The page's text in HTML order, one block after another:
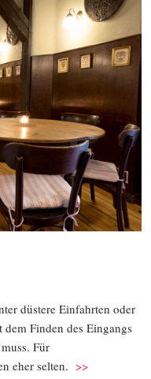
düstere Einfahrten oder
Finden des Eingangs
Für
eher selten. >>